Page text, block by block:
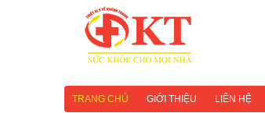
TRANG CHỦ GIỚI THIỆU LIÊN HỆ